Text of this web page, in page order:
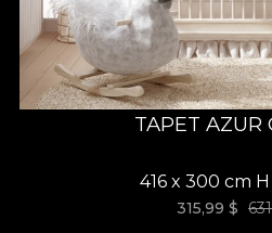
TAPET AZUR
416 x 300 cm
315,99 $